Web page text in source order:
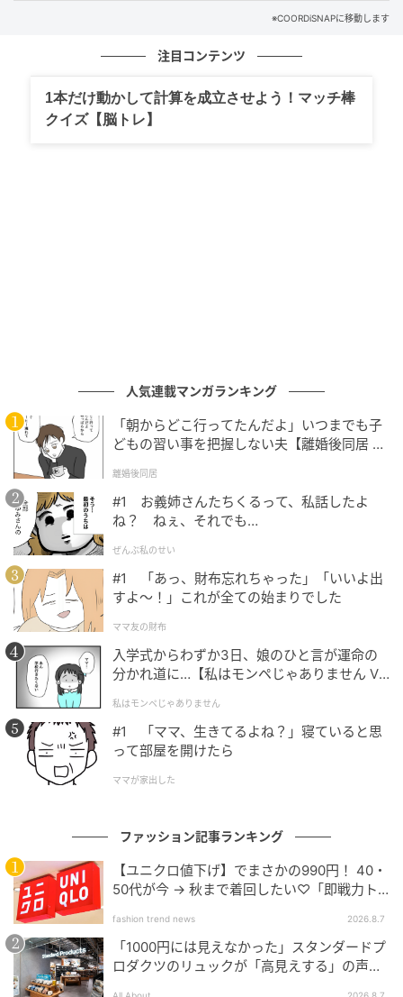
コントラストが際立ち、引き締まった印象に。淡いピ
ンクのシャツをちらりと覗かせれば、春らしいアクセ
ントもプラスできそう。
白 × ブラウンでつくるメリハリコーデ
※COORDiSNAPに移動します
注目コンテンツ
1本だけ動かして計算を成立させよう！マッチ棒
クイズ【脳トレ】
人気連載マンガランキング
「朝からどこ行ってたんだよ」いつまでも子
どもの習い事を把握しない夫【離婚後同居 Vo
離婚後同居
#1 お義姉さんたちくるって、私話したよ
ね？ ねぇ、それでも…
ぜんぶ私のせい
#1 「あっ、財布忘れちゃった」「いいよ出
すよ〜！」これが全ての始まりでした
ママ友の財布
入学式からわずか3日、娘のひと言が運命の
分かれ道に…【私はモンペじゃありません Vo
私はモンペじゃありません
#1 「ママ、生きてるよね？」寝ていると思
って部屋を開けたら
ママが家出した
ファッション記事ランキング
【ユニクロ値下げ】でまさかの990円！ 40・
50代が今 → 秋まで着回したい♡「即戦力ト
fashion trend news 2026.8.7
「1000円には見えなかった」スタンダードプ
ロダクツのリュックが「高見えする」の声。